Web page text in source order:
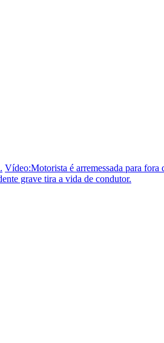
Vídeo:Motorista é arremessada para fora
grave tira a vida de condutor.